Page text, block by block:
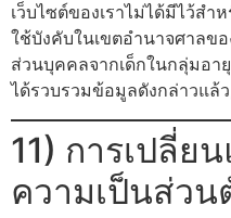
เว็บไซต์ของเราไม่ได้มีไว้สำ
ใช้บังคับในเขตอำนาจศาลข
ส่วนบุคคลจากเด็กในกลุ่มอา
ได้รวบรวมข้อมูลดังกล่าวแล้
11) การเปลี่ย
ความเป็นส่วน